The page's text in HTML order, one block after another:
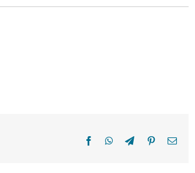
FacebookWhatsApp
TelegramPinterestEmail